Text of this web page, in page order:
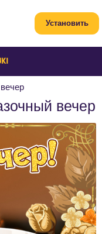
вечер
Установить